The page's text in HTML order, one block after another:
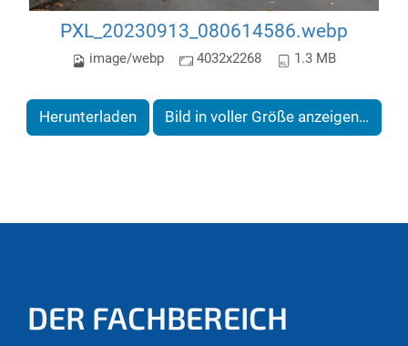
PXL_20230913_080614586.webp
image/webp 4032x2268 1.3 MB
Herunterladen Bild in voller Größe anzeigen…
DER FACHBEREICH